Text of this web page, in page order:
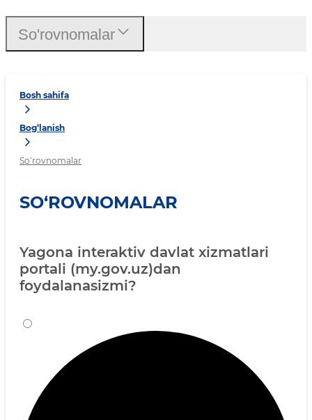
Bosh sahifa
Bog‘lanish
So‘rovnomalar
SO‘ROVNOMALAR
Yagona interaktiv davlat xizmatlari
portali (my.gov.uz)dan
foydalanasizmi?
So'rovnomalar